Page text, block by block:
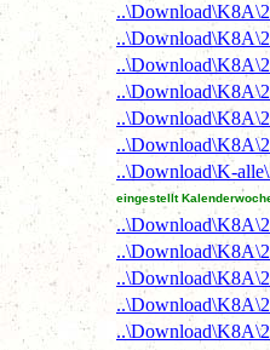
..\Download\K-
eingestellt